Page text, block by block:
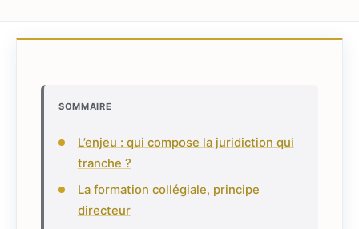
SOMMAIRE
L’enjeu : qui compose la juridiction qui
tranche ?
La formation collégiale, principe
directeur